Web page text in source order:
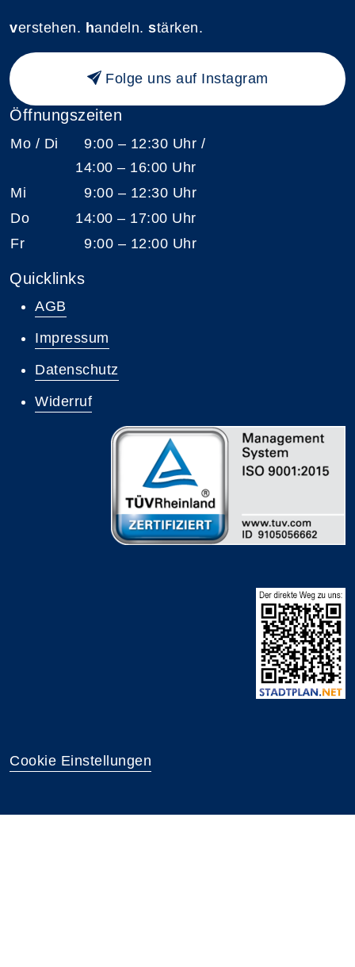
verstehen. handeln. stärken.
Folge uns auf Instagram
Öffnungszeiten
Mo / Di
9:00 – 12:30 Uhr /
14:00 – 16:00 Uhr
Mi
9:00 – 12:30 Uhr
Do
14:00 – 17:00 Uhr
Fr
9:00 – 12:00 Uhr
Quicklinks
AGB
Impressum
Datenschutz
Widerruf
Cookie Einstellungen